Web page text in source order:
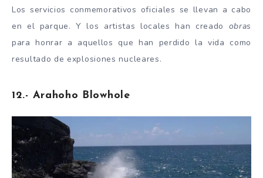
Los servicios conmemorativos oficiales se llevan a cabo
en el parque. Y los artistas locales han creado obras
para honrar a aquellos que han perdido la vida como
resultado de explosiones nucleares.
12.- Arahoho Blowhole